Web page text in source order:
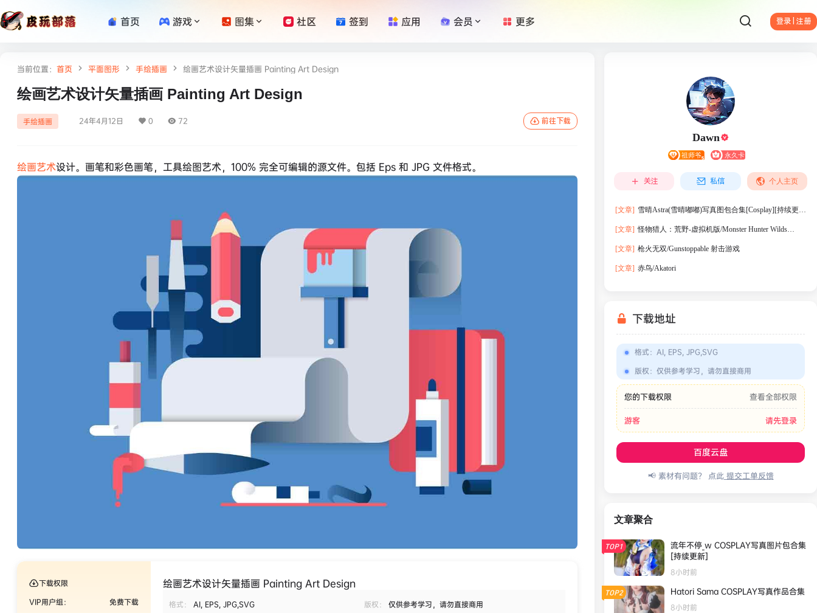
登录 | 注册
首页 游戏 图集 社区 签到 应用 会员 更多
当前位置： 首页 平面图形 手绘插画 绘画艺术设计矢量插画 Painting Art Design
绘画艺术设计矢量插画 Painting Art Design
手绘插画 24年4月12日 0 72 前往下载
绘画艺术设计。画笔和彩色画笔，工具绘图艺术，100% 完全可编辑的源文件。包括 Eps 和 JPG 文件格式。
下载权限
VIP用户组：
免费下载
绘画艺术设计矢量插画 Painting Art Design
格式： AI, EPS, JPG,SVG 版权： 仅供参考学习，请勿直接商用
Dawn
关注 私信 个人主页
[文章] 雪晴Astra(雪晴嘟嘟)写真图包合集[Cosplay][持续更
[文章] 怪物猎人：荒野-虚拟机版/Monster Hunter Wilds
[文章] 枪火无双/Gunstoppable 射击游戏
[文章] 赤鸟/Akatori
下载地址
格式： AI, EPS, JPG,SVG
版权： 仅供参考学习，请勿直接商用
您的下载权限 查看全部权限
游客 请先登录
百度云盘
📢 素材有问题？ 点此提交工单反馈
文章聚合
TOP1
流年不停_w COSPLAY写真图片包合集
[持续更新]
8小时前
TOP2 Hatori Sama COSPLAY写真作品合集
8小时前